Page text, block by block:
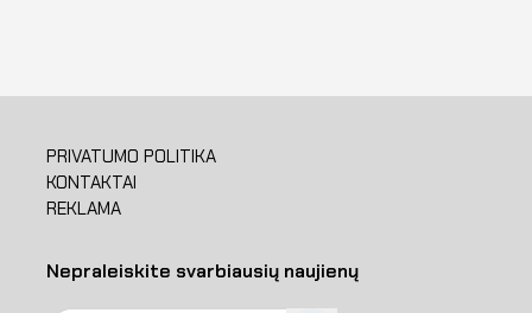
PRIVATUMO POLITIKA
KONTAKTAI
REKLAMA
Nepraleiskite svarbiausių naujienų